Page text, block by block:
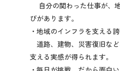
自分の関わった仕事が、
びがあります。
・地域のインフラを支える誇
道路、建物、災害復旧な
支える実感が得られます。